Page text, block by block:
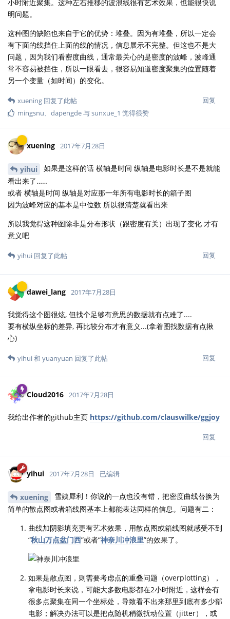
小时附近聚集。这种左右推移的波浪线很有艺术效果，也能很快说
明问题。
这种图的缺陷也来自于它的优势：堆叠。因为有堆叠，所以一定会
有下面的线挡住上面的线的情况，信息展示不完整。但这也不是大
问题，因为我们看密度曲线，通常最关心的是密度的波峰，波峰通
常不容易被挡住，所以一眼看去，很容易知道密度聚集的位置随着
另一个变量（如时间）的变化。
回复
xuening 回复了此帖
mingsnu、 dapengde与sunxue_1 觉得很赞
xuening 2017年7月28日
yihui
如果是这样的话 横轴是时间 纵轴是电影时长是不是就能
看出来了……
或者 横轴是时间 纵轴是对应那一年所有电影时长的箱子图
因为波峰对应的基本是中位数 所以很清楚就看出来
所以我觉得这种图除非是分布形状（跟密度有关）出现了变化 才有
意义吧
回复
yihui 回复了此帖
dawei_lang 2017年7月28日
我觉得这个图很炫, 但找个足够有意思的数据就有点难了....
要有横纵坐标的差异, 再比较分布才有意义...(拿着图找数据有点揪
心)
回复
yihui和 yuanyuan 回复了此帖
Cloud2016 2017年7月28日
我给出作者的github主页 https://github.com/clauswilke/ggjoy
回复
yihui 2017年7月28日 已编辑
xuening
雪姨犀利！你说的一点也没有错，把密度曲线替换为
简单的散点图或者箱线图基本上都能表达同样的信息。问题有二：
曲线加阴影填充更有艺术效果，用散点图或箱线图就感受不到
“秋山万点盆门西”或者“神奈川冲浪里”的效果了。
如果是散点图，则需要考虑点的重叠问题（overplotting），
拿电影时长来说，可能大多数电影都在2小时附近，这样会有
很多点聚集在同一个坐标处，导致看不出来那里到底有多少部
电影；解决办法可以是把点随机稍微扰动位置（jitter），或